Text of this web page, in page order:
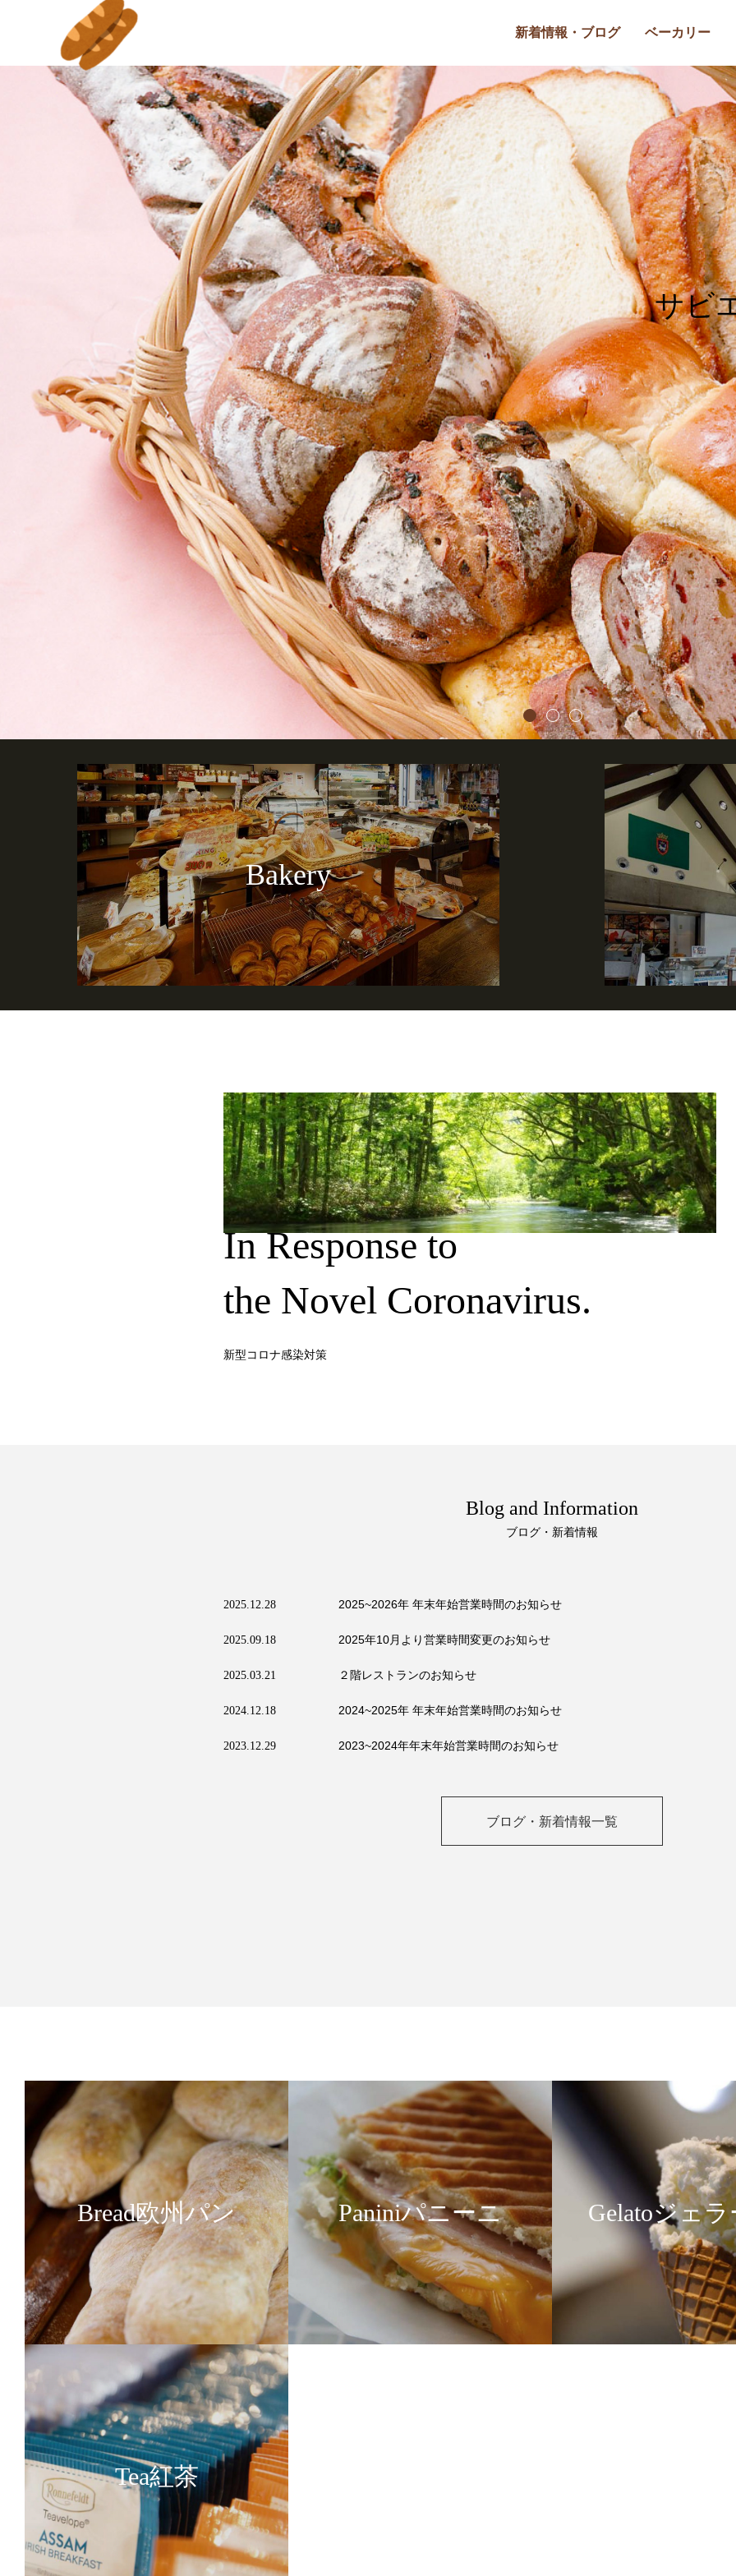
新着情報・ブログ ベーカリー
サビ
山口サビエル記念聖堂の
麓からお届けします。
Bakery
In Response to
the Novel Coronavirus.
新型コロナ感染対策
Blog and Information
ブログ・新着情報
2025.12.28 2025~2026年 年末年始営業時間のお知らせ
2025.09.18 2025年10月より営業時間変更のお知らせ
2025.03.21 ２階レストランのお知らせ
2024.12.18 2024~2025年 年末年始営業時間のお知らせ
2023.12.29 2023~2024年年末年始営業時間のお知らせ
ブログ・新着情報一覧
Bread欧州パン Paniniパニーニ Gelatoジェ
Tea紅茶